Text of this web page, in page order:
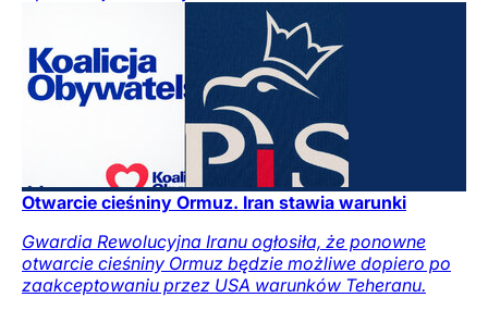
Otwarcie cieśniny Ormuz. Iran stawia warunki
Gwardia Rewolucyjna Iranu ogłosiła, że ponowne
otwarcie cieśniny Ormuz będzie możliwe dopiero po
zaakceptowaniu przez USA warunków Teheranu.